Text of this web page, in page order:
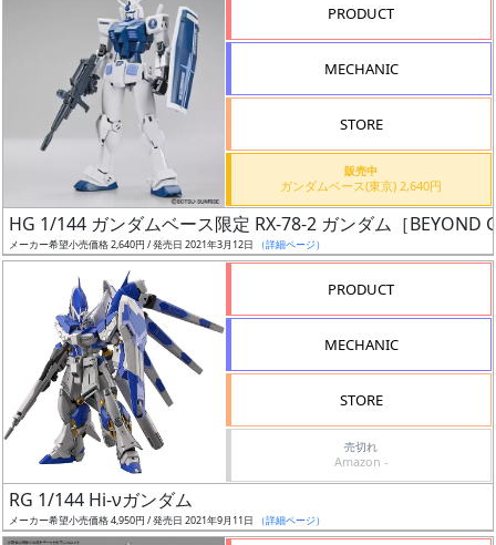
引
店
PRODUCT
MECHANIC
STORE
販売中
ガンダムベース(東京) 2,640円
HG 1/144 ガンダムベース限定 RX-78-2 ガンダム［BEYOND
メーカー希望小売価格 2,640円 / 発売日 2021年3月12日 （詳細ページ）
PRODUCT
MECHANIC
STORE
売切れ
Amazon -
RG 1/144 Hi-νガンダム
メーカー希望小売価格 4,950円 / 発売日 2021年9月11日 （詳細ページ）